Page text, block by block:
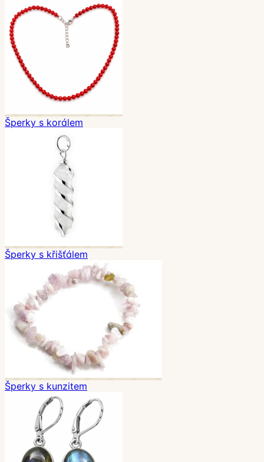
Šperky s korálem
Šperky s křišťálem
Šperky s kunzitem